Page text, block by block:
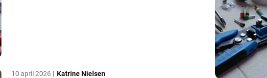
10 april 2026 Katrine Nielsen